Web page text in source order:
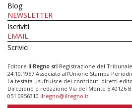
Blog
NEWSLETTER
Iscriviti
EMAIL
Scrivici
Editore Il Regno srl Registrazione del
24.10.1957 Associato all’Unione Stampa
La testata usufruisce dei contributi diretti
Direzione e redazione Via del Monte 5 40126
051 0956310 ilregno@ilregno.it